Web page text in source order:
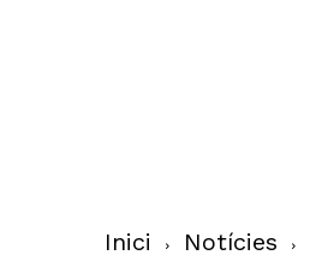
Inici Notícies